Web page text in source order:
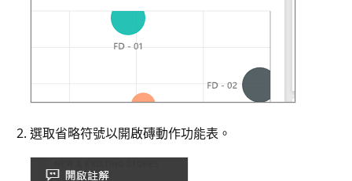
選取省略符號以開啟磚動作功能表。